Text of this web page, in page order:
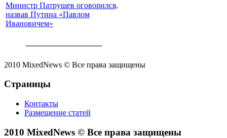
Министр Патрушев оговорился,
назвав Путина «Павлом
Ивановичем»
2010 MixedNews © Все права защищены
Страницы
Контакты
Размещение статей
2010 MixedNews © Все права защищены